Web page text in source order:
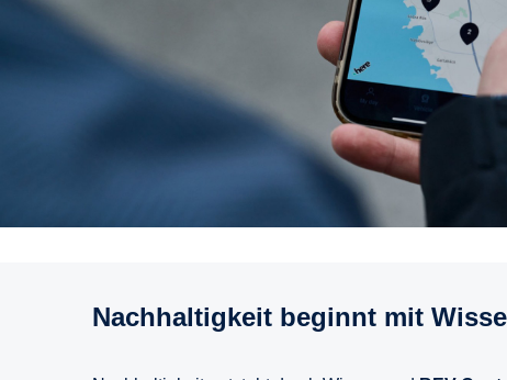
Nachhaltigkeit beginnt mit